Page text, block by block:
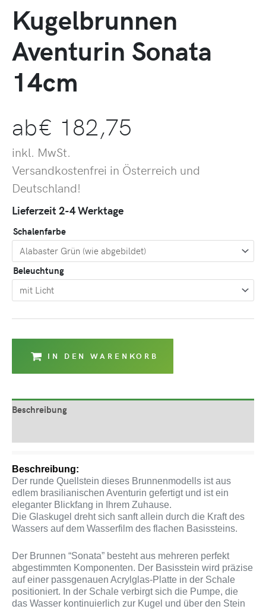
Kugelbrunnen
Aventurin Sonata
14cm
ab€ 182,75
inkl. MwSt.
Versandkostenfrei in Österreich und
Deutschland!
Lieferzeit 2-4 Werktage
Schalenfarbe
Beleuchtung
IN DEN WARENKORB
Beschreibung
Beschreibung:
Der runde Quellstein dieses Brunnenmodells ist aus
edlem brasilianischen Aventurin gefertigt und ist ein
eleganter Blickfang in Ihrem Zuhause.
Die Glaskugel dreht sich sanft allein durch die Kraft des
Wassers auf dem Wasserfilm des flachen Basissteins.
Der Brunnen “Sonata” besteht aus mehreren perfekt
abgestimmten Komponenten. Der Basisstein wird präzise
auf einer passgenauen Acrylglas-Platte in der Schale
positioniert. In der Schale verbirgt sich die Pumpe, die
das Wasser kontinuierlich zur Kugel und über den Stein